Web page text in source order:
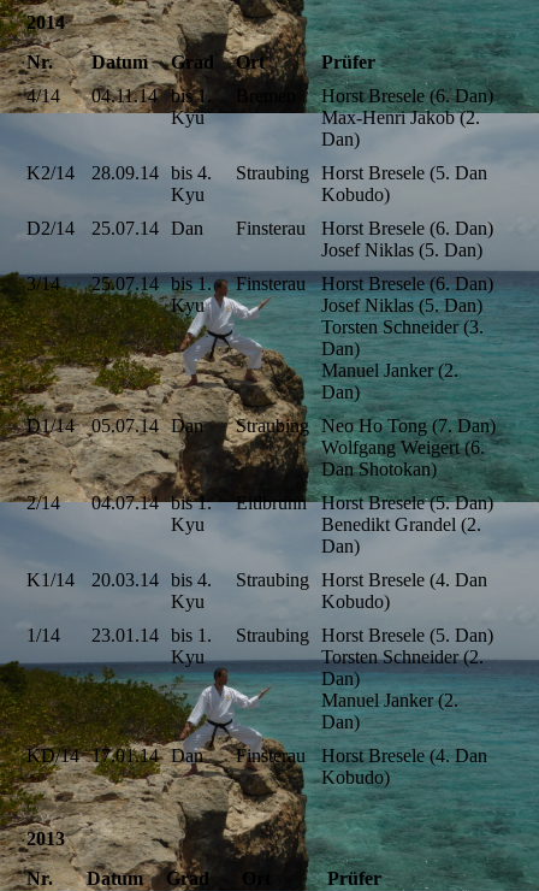
2014
Nr.
Datum Grad Ort
Prüfer
4/14
04.11.14
bis 1.
Kyu
Bremen
Horst Bresele (6. Dan)
Max-Henri Jakob (2.
Dan)
K2/14
28.09.14
bis 4.
Kyu
Straubing
Horst Bresele (5. Dan
Kobudo)
D2/14
25.07.14 Dan Finsterau
Horst Bresele (6. Dan)
Josef Niklas (5. Dan)
3/14
25.07.14 bis 1.
Kyu
Finsterau
Horst Bresele (6. Dan)
Josef Niklas (5. Dan)
Torsten Schneider (3.
Dan)
Manuel Janker (2.
Dan)
D1/14
05.07.14 Dan Straubing
Neo Ho Tong (7. Dan)
Wolfgang Weigert (6.
Dan Shotokan)
2/14
04.07.14 bis 1.
Kyu
Eitlbrunn
Horst Bresele (5. Dan)
Benedikt Grandel (2.
Dan)
K1/14
20.03.14
bis 4.
Kyu
Straubing
Horst Bresele (4. Dan
Kobudo)
1/14
23.01.14
bis 1.
Kyu
Straubing
Horst Bresele (5. Dan)
Torsten Schneider (2.
Dan)
Manuel Janker (2.
Dan)
KD/14 17.01.14 Dan Finsterau
Horst Bresele (4. Dan
Kobudo)
2013
Nr.
Datum Grad Ort
Prüfer